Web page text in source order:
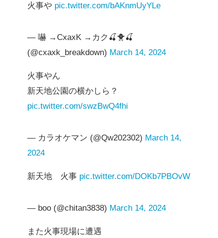
火事や pic.twitter.com/bAKnmUyYLe
— 嚇 →CxaxK →カク🍒🐥🍒
(@cxaxk_breakdown) March 14, 2024
火事やん
新天地公園の横かしら？
pic.twitter.com/swzBwQ4fhi
— カラオケマン (@Qw202302) March 14,
2024
新天地 火事 pic.twitter.com/DOKb7PBOvW
— boo (@chitan3838) March 14, 2024
また火事現場に遭遇